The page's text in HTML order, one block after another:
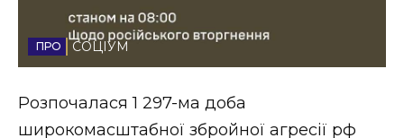
Спорт
Стиль життя
Втрачений Ужгород
СОЦІУМ
Розпочалася 1 297-ма доба
широкомасштабної збройної агресії рф